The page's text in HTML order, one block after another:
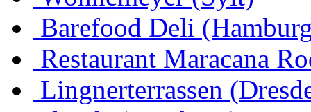
Barefood Deli
Restaurant Maracana
Lingnerterrassen